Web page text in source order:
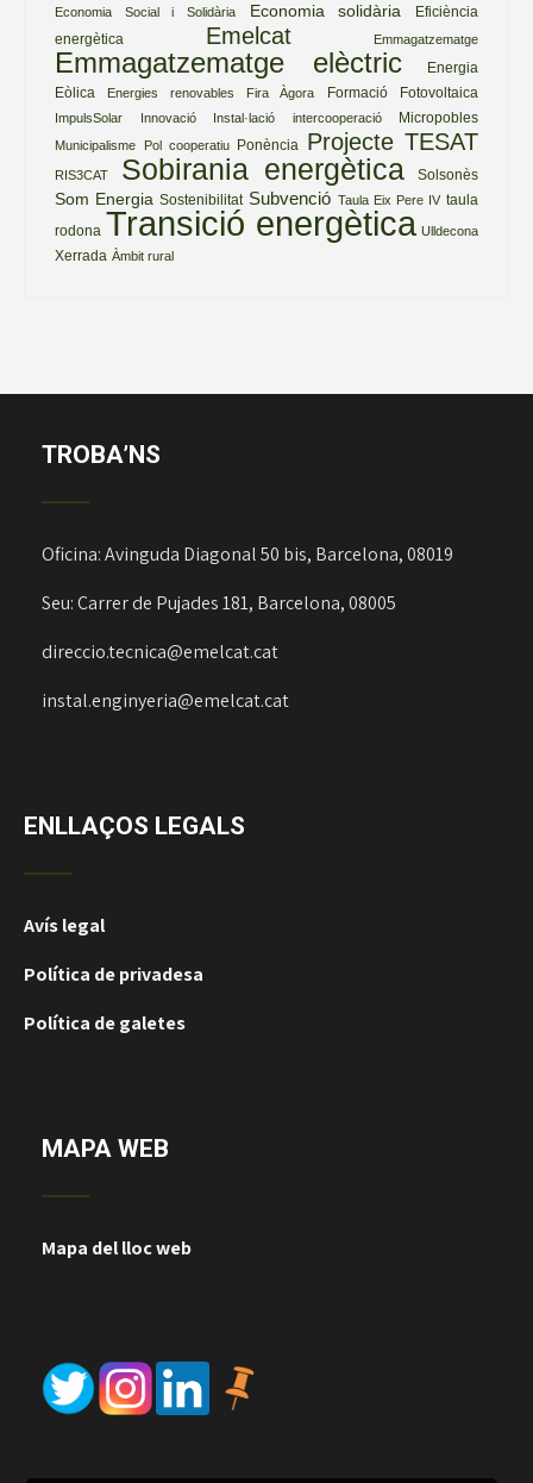
Economia Social i Solidària Economia solidària
Eficiència
energètica
Emelcat Emmagatzematge
Emmagatzematge elèctric
Energia
Eòlica
Energies renovables Fira Àgora Formació Fotovoltaica
ImpulsSolar Innovació Instal·lació intercooperació Micropobles
Municipalisme Pol cooperatiu Ponència Projecte TESAT
RIS3CAT Sobirania energètica Solsonès
Som Energia Sostenibilitat Subvenció Taula Eix Pere IV taula
rodona Transició energètica Ulldecona
Xerrada Àmbit rural
TROBA’NS
Oficina: Avinguda Diagonal 50 bis, Barcelona, 08019
Seu: Carrer de Pujades 181, Barcelona, 08005
direccio.tecnica@emelcat.cat
instal.enginyeria@emelcat.cat
ENLLAÇOS LEGALS
Avís legal
Política de privadesa
Política de galetes
MAPA WEB
Mapa del lloc web